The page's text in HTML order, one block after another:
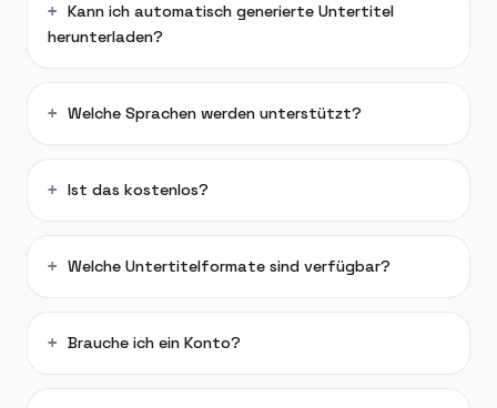
Kann ich automatisch generierte Untertitel
herunterladen?
Welche Sprachen werden unterstützt?
Ist das kostenlos?
Welche Untertitelformate sind verfügbar?
Brauche ich ein Konto?